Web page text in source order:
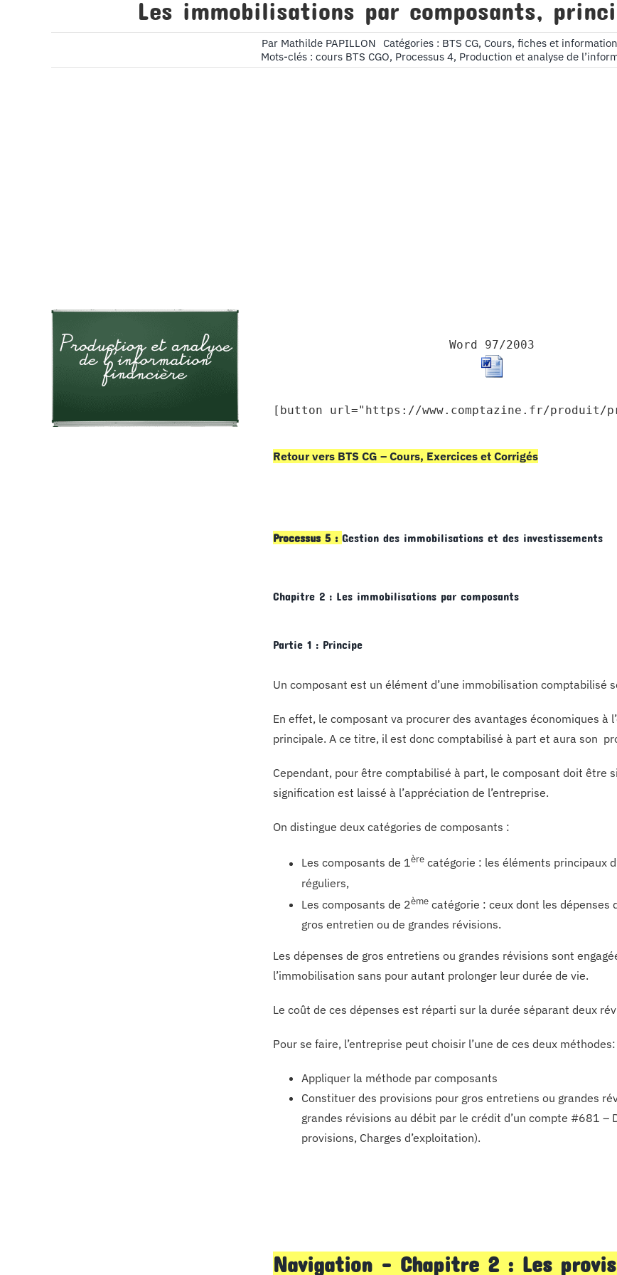
Les immobilisations par composants,
Par Mathilde PAPILLON Catégories : BTS CG, Cours, fiches et
Mots-clés : cours BTS CGO, Processus 4, Production et analyse de
Word 97/2003
[button url="https://www.comptazine.fr/produit/
Retour vers BTS CG – Cours, Exercices et Corrigés
Processus 5 : Gestion des immobilisations et des investissements
Chapitre 2 : Les immobilisations par composants
Partie 1 : Principe
Un composant est un élément d’une immobilisation comptabilisé
En effet, le composant va procurer des avantages économiques
principale. A ce titre, il est donc comptabilisé à part et aura son
Cependant, pour être comptabilisé à part, le composant doit être
signification est laissé à l’appréciation de l’entreprise.
On distingue deux catégories de composants :
Les composants de 1èrecatégorie : les éléments principaux
réguliers,
Les composants de 2èmecatégorie : ceux dont les dépenses
gros entretien ou de grandes révisions.
Les dépenses de gros entretiens ou grandes révisions sont
l’immobilisation sans pour autant prolonger leur durée de vie.
Le coût de ces dépenses est réparti sur la durée séparant deux
Pour se faire, l’entreprise peut choisir l’une de ces deux méthodes:
Appliquer la méthode par composants
Constituer des provisions pour gros entretiens ou grandes
grandes révisions au débit par le crédit d’un compte #681
provisions, Charges d’exploitation).
Navigation – Chapitre 2 : Les